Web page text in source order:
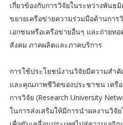
เกี่ยวข้องกับการวิจัยในระหว่างพันธ
ขยายเครือข่ายความร่วมมือด้านกา
เอกชนหรือเครือข่ายอื่นๆ และถ่ายท
สังคม ภาคผลิตและภาคบริการ
การใช้ประโยชน์งานวิจัยมีความสำ
และคุณภาพชีวิตของประชาชน เครื
การวิจัย (Research University
ในการส่งเสริมให้มีการนำผลงานวิจั